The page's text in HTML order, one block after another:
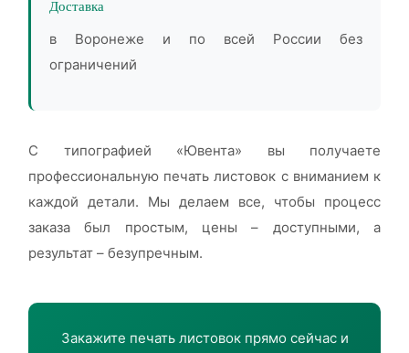
Доставка
в Воронеже и по всей России без
ограничений
С типографией «Ювента» вы получаете
профессиональную печать листовок с вниманием к
каждой детали. Мы делаем все, чтобы процесс
заказа был простым, цены – доступными, а
результат – безупречным.
Закажите печать листовок прямо сейчас и